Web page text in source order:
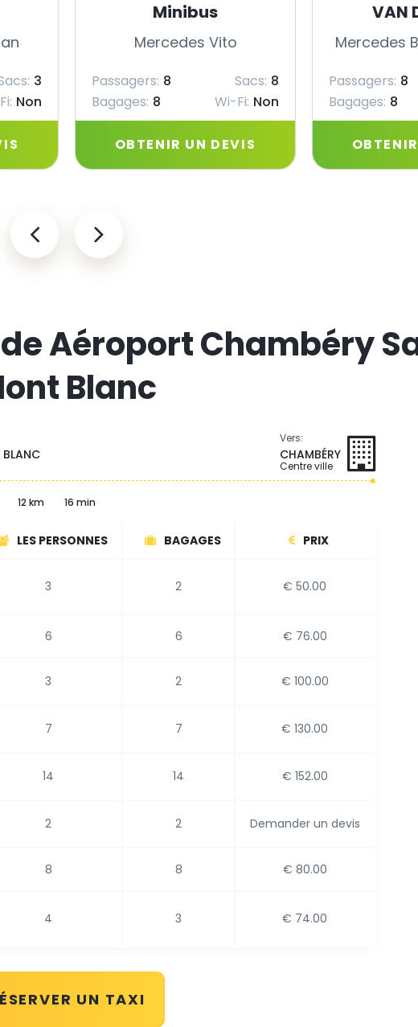
3
Non
Minibus
Mercedes Vito
Passagers: 8 Sacs: 8
Bagages: 8 Wi-Fi: Non
OBTENIR UN DEVIS
VAN
Mercedes
Passagers: 8
Bagages: 8
Aéroport Chambéry
Blanc
Vers:
CHAMBÉRY
Centre ville
12 km 16 min
LES PERSONNES BAGAGES PRIX
3 2 € 50.00
6 6 € 76.00
3 2 € 100.00
7 7 € 130.00
14 14 € 152.00
2 2 Demander un devis
8 8 € 80.00
4 3 € 74.00
UN TAXI